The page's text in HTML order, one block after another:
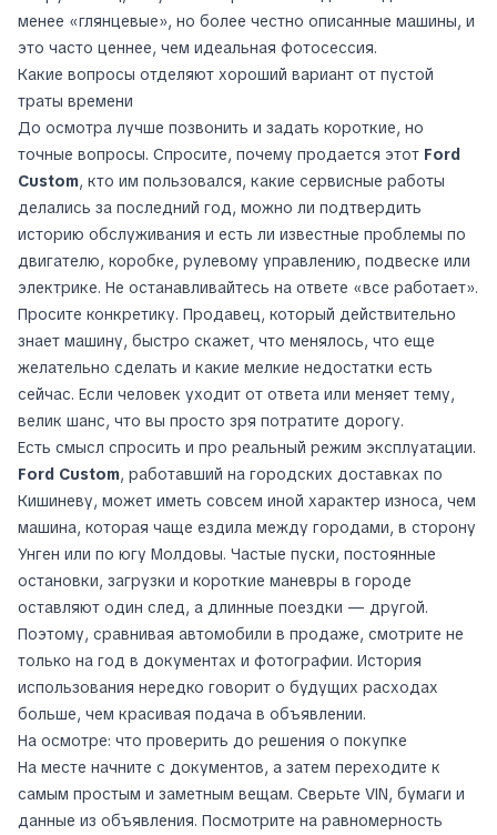
менее «глянцевые», но более честно описанные машины, и
это часто ценнее, чем идеальная фотосессия.
Какие вопросы отделяют хороший вариант от пустой
траты времени
До осмотра лучше позвонить и задать короткие, но
точные вопросы. Спросите, почему продается этот Ford
Custom, кто им пользовался, какие сервисные работы
делались за последний год, можно ли подтвердить
историю обслуживания и есть ли известные проблемы по
двигателю, коробке, рулевому управлению, подвеске или
электрике. Не останавливайтесь на ответе «все работает».
Просите конкретику. Продавец, который действительно
знает машину, быстро скажет, что менялось, что еще
желательно сделать и какие мелкие недостатки есть
сейчас. Если человек уходит от ответа или меняет тему,
велик шанс, что вы просто зря потратите дорогу.
Есть смысл спросить и про реальный режим эксплуатации.
Ford Custom, работавший на городских доставках по
Кишиневу, может иметь совсем иной характер износа, чем
машина, которая чаще ездила между городами, в сторону
Унген или по югу Молдовы. Частые пуски, постоянные
остановки, загрузки и короткие маневры в городе
оставляют один след, а длинные поездки — другой.
Поэтому, сравнивая автомобили в продаже, смотрите не
только на год в документах и фотографии. История
использования нередко говорит о будущих расходах
больше, чем красивая подача в объявлении.
На осмотре: что проверить до решения о покупке
На месте начните с документов, а затем переходите к
самым простым и заметным вещам. Сверьте VIN, бумаги и
данные из объявления. Посмотрите на равномерность